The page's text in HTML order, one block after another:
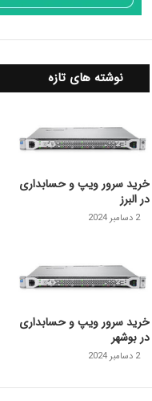
نوشته های تازه
خرید سرور ویپ و حسابداری
در البرز
2 دسامبر 2024
خرید سرور ویپ و حسابداری
در بوشهر
2 دسامبر 2024